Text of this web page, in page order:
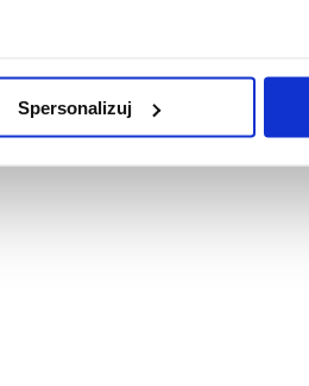
Spersonalizuj